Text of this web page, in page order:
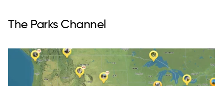
The Parks Channel